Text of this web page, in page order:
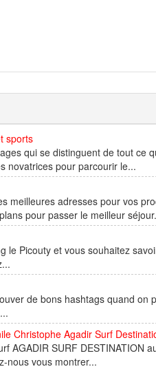
sports
qui se distinguent de tout ce
novatrices pour parcourir le...
meilleures adresses pour vos
pour passer le meilleur
le Picouty et vous souhaitez
de bons hashtags quand
Christophe Agadir Surf
AGADIR SURF DESTINATION
nous vous montrer...